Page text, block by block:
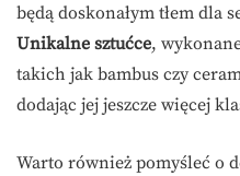
będą doskonałym tłem dla
Unikalne sztućce,
takich jak bambus czy
dodając jej jeszcze więcej
Warto również pomyśleć o